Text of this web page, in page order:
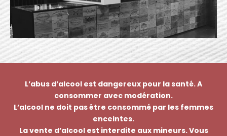
L’abus d’alcool est dangereux pour la santé. A
consommer avec modération.
L’alcool ne doit pas être consommé par les femmes
enceintes.
La vente d’alcool est interdite aux mineurs. Vous